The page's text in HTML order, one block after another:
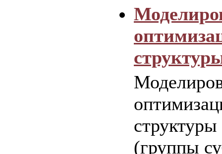
(группы